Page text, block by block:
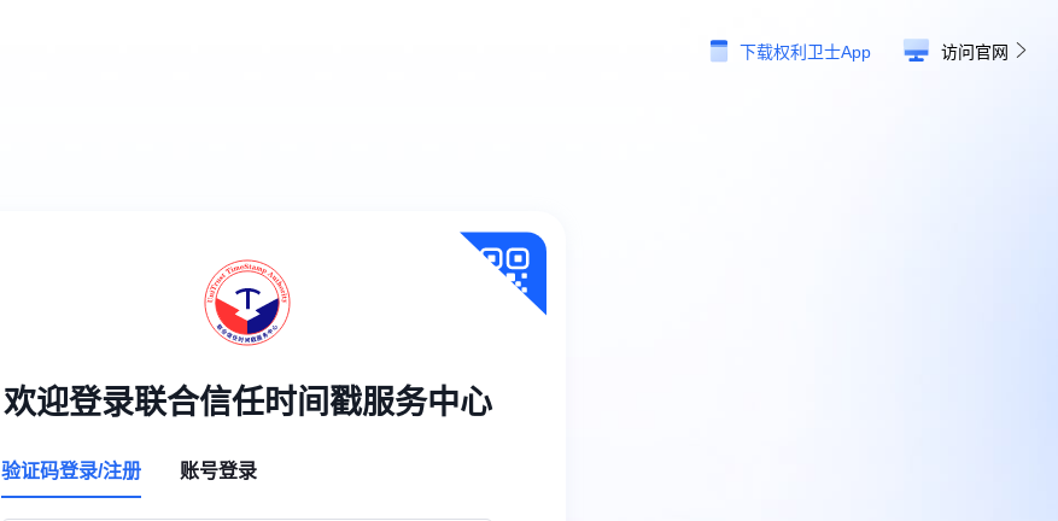
下载权利卫士App 访问官网
欢迎登录联合信任时间戳服务中心
验证码登录/注册 账号登录